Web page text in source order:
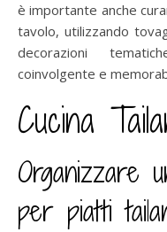
è importante anche
tavolo, utilizzando
decorazioni
coinvolgente e
Cucina
Organizzare
per piatti